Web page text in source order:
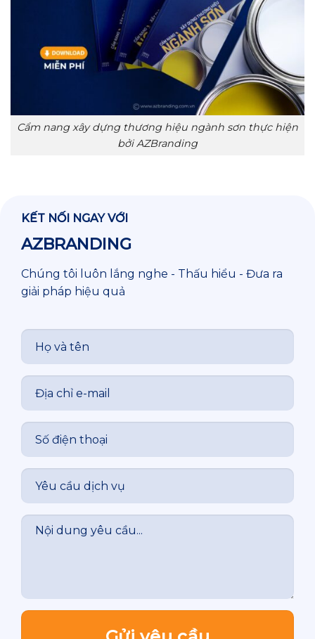
Cẩm nang xây dựng thương hiệu ngành sơn thực hiện
bởi AZBranding
KẾT NỐI NGAY VỚI
AZBRANDING
Chúng tôi luôn lắng nghe - Thấu hiểu - Đưa ra
giải pháp hiệu quả